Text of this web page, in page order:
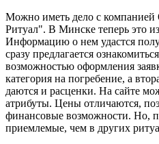
Можно иметь дело с
Ритуал". В Минске теперь это
Информацию о нем удастся
сразу предлагается
возможностью оформления
категория на погребение, а
даются и расценки. На сайте
атрибуты. Цены отличаются,
финансовые возможности. Но,
приемлемые, чем в других